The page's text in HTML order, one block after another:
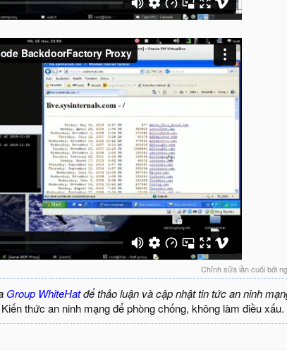
Chỉnh sửa lần cuối bởi
Group WhiteHatđể thảo luận và cập nhật tin tức an ninh
Kiến thức an ninh mạng để phòng chống, không làm điều xấu.